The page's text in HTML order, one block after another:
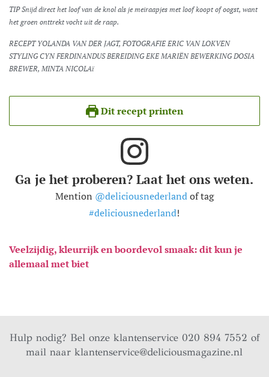
TIP Snijd direct het loof van de knol als je meiraapjes met loof koopt of oogst, want
het groen onttrekt vocht uit de raap.
RECEPT YOLANDA VAN DER JAGT, FOTOGRAFIE ERIC VAN LOKVEN
STYLING CYN FERDINANDUS BEREIDING EKE MARIËN BEWERKING DOSIA
BREWER, MINTA NICOLAï
Dit recept printen
Ga je het proberen? Laat het ons weten.
Mention @deliciousnederlandof tag
#deliciousnederland!
Veelzijdig, kleurrijk en boordevol smaak: dit kun je
allemaal met biet
Hulp nodig? Bel onze klantenservice 020 894 7552 of
mail naarklantenservice@deliciousmagazine.nl